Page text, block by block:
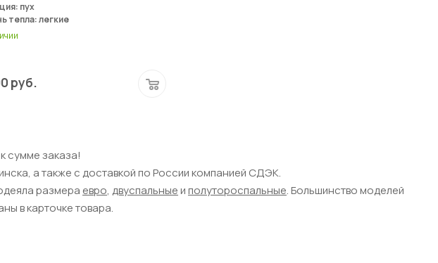
пух
тепла: легкие
руб.
сумме заказа!
а также с доставкой по России компанией СДЭК.
размера евро, двуспальныеиполутороспальные. Большинство моделей
в карточке товара.